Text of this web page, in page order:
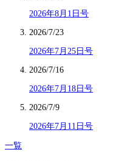
2026年8月1日号
2026/7/23
2026年7月25日号
2026/7/16
2026年7月18日号
2026/7/9
2026年7月11日号
一覧